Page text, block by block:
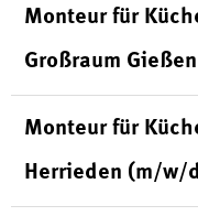
Monteur für
Großraum
Monteur für
Herrieden (m/w/